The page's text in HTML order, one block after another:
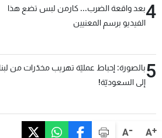
A+
A-
4بعد واقعة الضرب... كارمن لبس تضع هذا
الفيديو برسم المعنيين
5بالصورة: إحباط عمليّة تهريب مخدّرات من
إلى السعوديّة!